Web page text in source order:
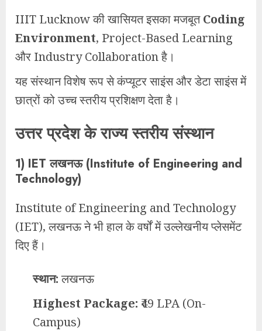
IIIT Lucknow की खासियत इसका मजबूतCoding
Environment, Project-Based Learning
और Industry Collaboration है।
यह संस्थान विशेष रूप से कंप्यूटर साइंस और डेटा साइंस में
छात्रों को उच्च स्तरीय प्रशिक्षण देता है।
उत्तर प्रदेश के राज्य स्तरीय संस्थान
1) IET लखनऊ (Institute of Engineering and
Technology)
Institute of Engineering and Technology
(IET), लखनऊ ने भी हाल के वर्षों में उल्लेखनीय प्लेसमेंट
दिए हैं।
स्थान:लखनऊ
Highest Package: ₹49 LPA (On-
Campus)